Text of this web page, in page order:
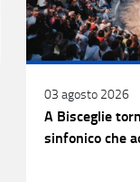
03 agosto 2026
A Bisceglie
sinfonico che